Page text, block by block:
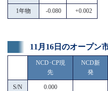
1年物 -0.080 +0.002
11月16日のオープン
NCD･CP現
先
NCD新
発
S/N 0.000